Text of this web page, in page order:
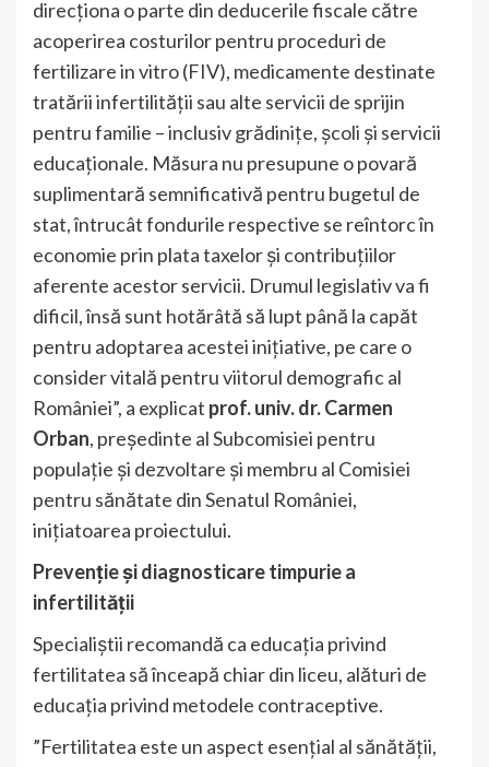
direcționa o parte din deducerile fiscale către
acoperirea costurilor pentru proceduri de
fertilizare in vitro (FIV), medicamente destinate
tratării infertilității sau alte servicii de sprijin
pentru familie – inclusiv grădinițe, școli și servicii
educaționale. Măsura nu presupune o povară
suplimentară semnificativă pentru bugetul de
stat, întrucât fondurile respective se reîntorc în
economie prin plata taxelor și contribuțiilor
aferente acestor servicii. Drumul legislativ va fi
dificil, însă sunt hotărâtă să lupt până la capăt
pentru adoptarea acestei inițiative, pe care o
consider vitală pentru viitorul demografic al
României”, a explicat prof. univ. dr. Carmen
Orban, președinte al Subcomisiei pentru
populație și dezvoltare și membru al Comisiei
pentru sănătate din Senatul României,
inițiatoarea proiectului.
Prevenție și diagnosticare timpurie a
infertilității
Specialiștii recomandă ca educația privind
fertilitatea să înceapă chiar din liceu, alături de
educația privind metodele contraceptive.
”Fertilitatea este un aspect esențial al sănătății,